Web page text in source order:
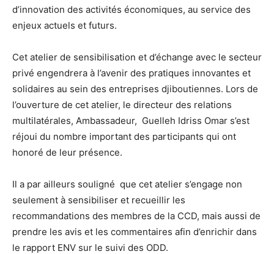
d’innovation des activités économiques, au service des
enjeux actuels et futurs.
Cet atelier de sensibilisation et d’échange avec le secteur
privé engendrera à l’avenir des pratiques innovantes et
solidaires au sein des entreprises djiboutiennes. Lors de
l’ouverture de cet atelier, le directeur des relations
multilatérales, Ambassadeur, Guelleh Idriss Omar s’est
réjoui du nombre important des participants qui ont
honoré de leur présence.
Il a par ailleurs souligné que cet atelier s’engage non
seulement à sensibiliser et recueillir les
recommandations des membres de la CCD, mais aussi de
prendre les avis et les commentaires afin d’enrichir dans
le rapport ENV sur le suivi des ODD.